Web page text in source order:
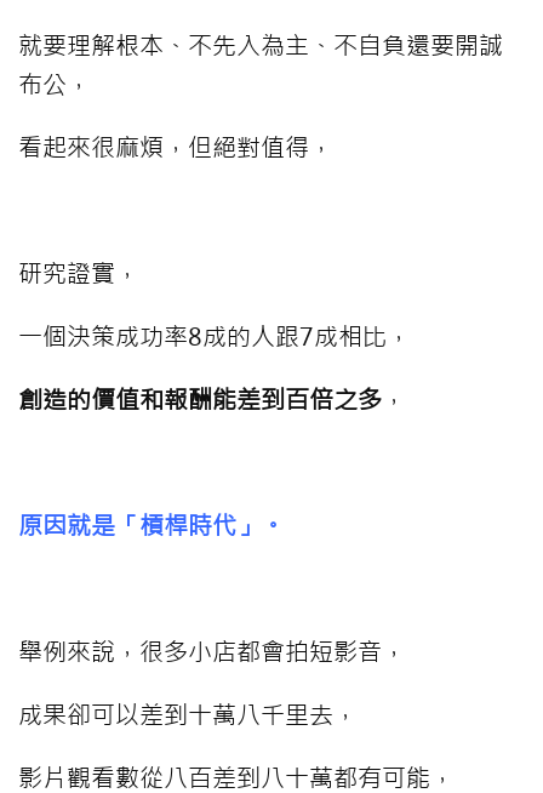
就要理解根本、不先入為主、不自負還要開誠
布公，
看起來很麻煩，但絕對值得，
研究證實，
一個決策成功率8成的人跟7成相比，
創造的價值和報酬能差到百倍之多 ，
原因就是「槓桿時代」。
舉例來說，很多小店都會拍短影音，
成果卻可以差到十萬八千里去，
影片觀看數從八百差到八十萬都有可能，